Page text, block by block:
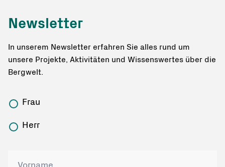
Newsletter
In unserem Newsletter erfahren Sie alles rund um
unsere Projekte, Aktivitäten und Wissenswertes über die
Bergwelt.
Frau
Herr